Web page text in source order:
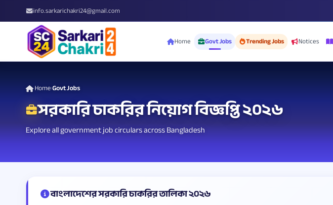
info.sarkarichakri24@gmail.com
Home Govt Jobs Trending Jobs Notices
Home›Govt Jobs
সরকারি চাকরির নিয়োগ বিজ্ঞপ্তি ২০২৬
Explore all government job circulars across Bangladesh
বাংলাদেশের সরকারি চাকরির তালিকা ২০২৬